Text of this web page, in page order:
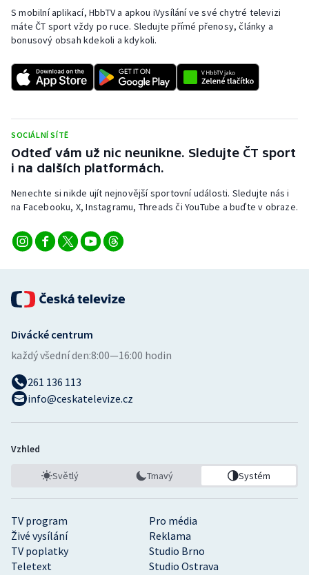
S mobilní aplikací, HbbTV a apkou iVysílání ve své chytré televizi
máte ČT sport vždy po ruce. Sledujte přímé přenosy, články a
bonusový obsah kdekoli a kdykoli.
SOCIÁLNÍ SÍTĚ
Odteď vám už nic neunikne. Sledujte ČT sport
i na dalších platformách.
Nenechte si nikde ujít nejnovější sportovní události. Sledujte nás i
na Facebooku, X, Instagramu, Threads či YouTube a buďte v obraze.
TV program
Pro média
Živé vysílání
Reklama
TV poplatky
Studio Brno
Teletext
Studio Ostrava
Divácké centrum
každý všední den:8:00—16:00 hodin
261 136 113
info@ceskatelevize.cz
Vzhled
Světlý Tmavý Systém